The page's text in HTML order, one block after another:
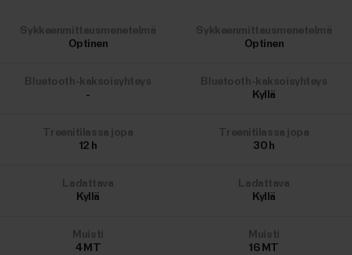
Sykkeenmittausmenetelmä
Optinen
Bluetooth-kaksoisyhteys
-
Treenitilassa jopa
12 h
Ladattava
Kyllä
Muisti
4 MT
Sykkeenmittausmenetelmä
Optinen
Bluetooth-kaksoisyhteys
Kyllä
Treenitilassa jopa
30 h
Ladattava
Kyllä
Muisti
16 MT